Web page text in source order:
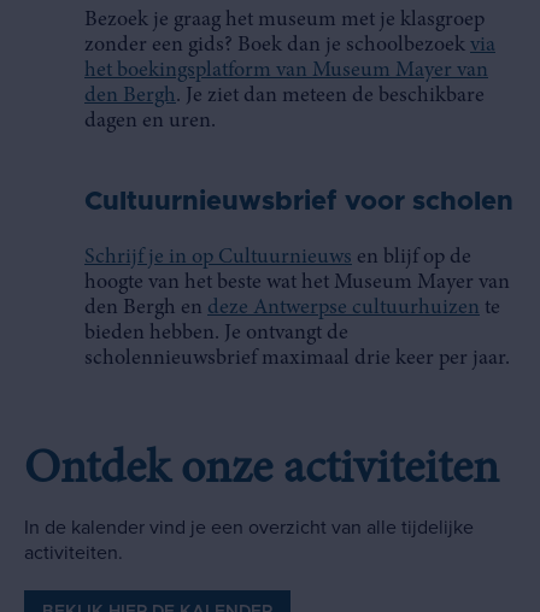
Bezoek je graag het museum met je klasgroep
zonder een gids? Boek dan je schoolbezoek via
het boekingsplatform van Museum Mayer van
den Bergh. Je ziet dan meteen de beschikbare
dagen en uren.
Cultuurnieuwsbrief voor scholen
Schrijf je in op Cultuurnieuws en blijf op de
hoogte van het beste wat het Museum Mayer van
den Bergh en deze Antwerpse cultuurhuizen te
bieden hebben. Je ontvangt de
scholennieuwsbrief maximaal drie keer per jaar.
Ontdek onze activiteiten
In de kalender vind je een overzicht van alle tijdelijke
activiteiten.